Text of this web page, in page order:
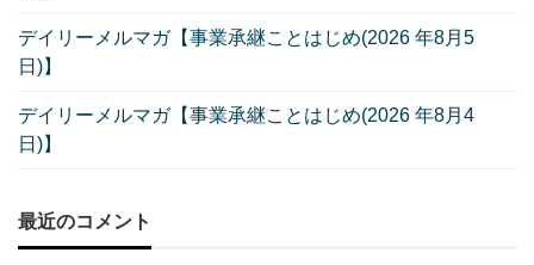
デイリーメルマガ【事業承継ことはじめ(2026 年8月5
日)】
デイリーメルマガ【事業承継ことはじめ(2026 年8月4
日)】
最近のコメント